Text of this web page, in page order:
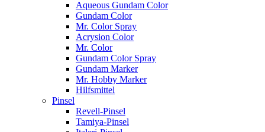
Aqueous Gundam Color
Gundam Color
Mr. Color Spray
Acrysion Color
Mr. Color
Gundam Color Spray
Gundam Marker
Mr. Hobby Marker
Hilfsmittel
Pinsel
Revell-Pinsel
Tamiya-Pinsel